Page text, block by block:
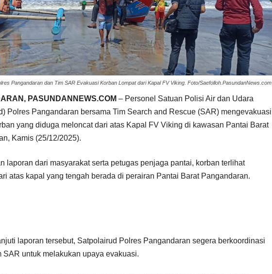
Pangandaran dan Tim SAR Evakuasi Korban Lompat dari Kapal FV Viking. Foto/Saefolloh.PasundanNews.com
PASUNDANNEWS.COM – Personel Satuan Polisi Air dan Udara
Polres Pangandaran bersama Tim Search and Rescue (SAR) mengevakuasi
yang diduga meloncat dari atas Kapal FV Viking di kawasan Pantai Barat
Kamis (25/12/2025).
laporan dari masyarakat serta petugas penjaga pantai, korban terlihat
atas kapal yang tengah berada di perairan Pantai Barat Pangandaran.
laporan tersebut, Satpolairud Polres Pangandaran segera berkoordinasi
SAR untuk melakukan upaya evakuasi.